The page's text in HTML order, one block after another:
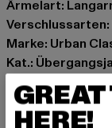
Ärmelart:
Marke: Urban
Kat.:
Farbe: blau
Hersteller
GREAT
HERE!